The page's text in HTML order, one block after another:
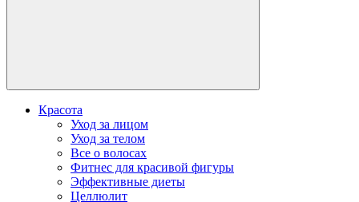
Красота
Уход за лицом
Уход за телом
Все о волосах
Фитнес для красивой фигуры
Эффективные диеты
Целлюлит